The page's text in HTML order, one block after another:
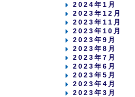
2024年1月
2023年12月
2023年11月
2023年10月
2023年9月
2023年8月
2023年7月
2023年6月
2023年5月
2023年4月
2023年3月